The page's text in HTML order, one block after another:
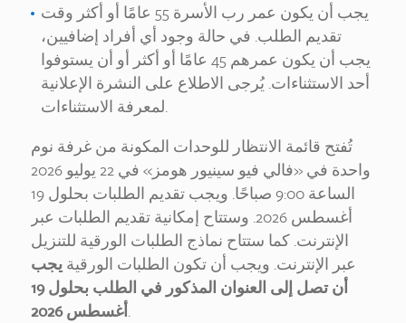
يجب أن يكون عمر رب الأسرة 55 عامًا أو أكثر وقت
تقديم الطلب. في حالة وجود أي أفراد إضافيين،
يجب أن يكون عمرهم 45 عامًا أو أكثر أو أن يستوفوا
أحد الاستثناءات. يُرجى الاطلاع على النشرة الإعلانية
لمعرفة الاستثناءات.
تُفتح قائمة الانتظار للوحدات المكونة من غرفة نوم
واحدة في «فالي فيو سينيور هومز» في 22 يوليو 2026
الساعة 9:00 صباحًا. ويجب تقديم الطلبات بحلول 19
أغسطس 2026. وستتاح إمكانية تقديم الطلبات عبر
الإنترنت. كما ستتاح نماذج الطلبات الورقية للتنزيل
عبر الإنترنت. ويجب أن تكون الطلبات الورقية يجب
أن تصل إلى العنوان المذكور في الطلب بحلول 19
أغسطس 2026.